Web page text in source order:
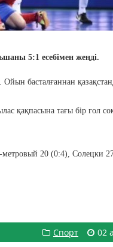
5:1 есебімен жеңді.
басталғаннан
қақпасына тағы бір гол
20 (0:4), Солецки
Спорт 02